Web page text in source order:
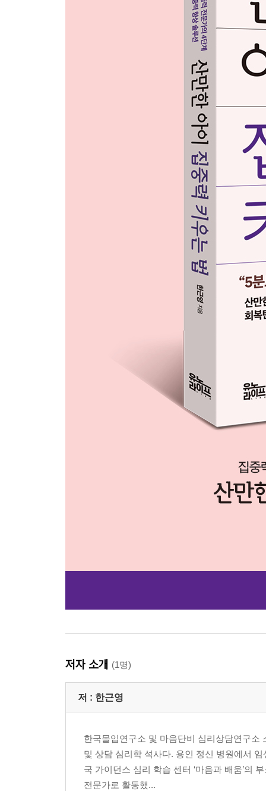
저자 소개 (1명)
저 : 한근영
한국몰입연구소 및 마음단비 심리상담연구소
및 상담 심리학 석사다. 용인 정신 병원에서
국 가이던스 심리 학습 센터 ‘마음과 배움’의
전문가로 활동했...